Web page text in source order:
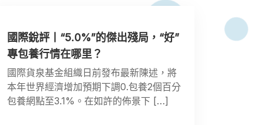
國際銳評丨“5.0%”的傑出殘局，“好”
專包養行情在哪里？
國際貨泉基金組織日前發布最新陳述，將
本年世界經濟增加預期下調0.包養2個百分
包養網點至3.1%。在如許的佈景下 […]